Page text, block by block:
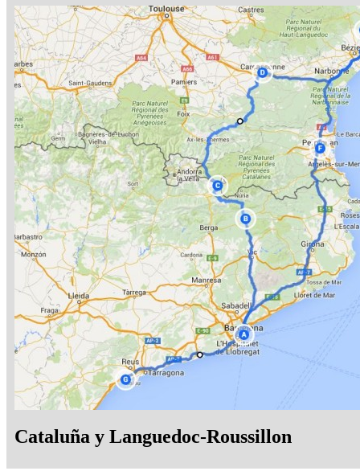
Cataluña y Languedoc-Roussillon